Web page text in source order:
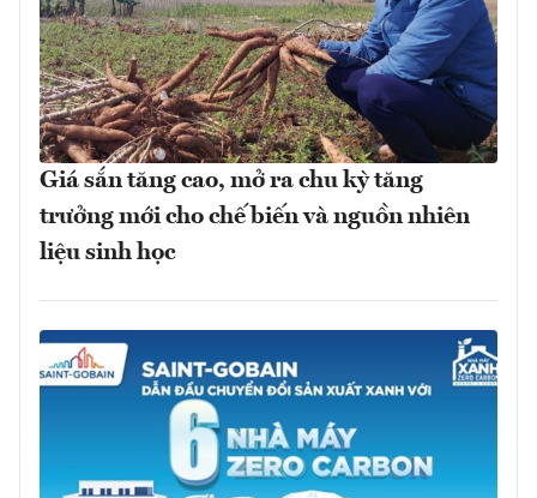
Giá sắn tăng cao, mở ra chu kỳ tăng
trưởng mới cho chế biến và nguồn nhiên
liệu sinh học